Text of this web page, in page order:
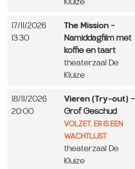
Kluize
17/11/2026
13:30
The Mission -
Namiddagfilm met
koffie en taart
theaterzaal De
Kluize
18/11/2026
20:00
Vieren (Try-out) -
Grof Geschud
VOLZET. ER IS EEN
WACHTLIJST
theaterzaal De
Kluize